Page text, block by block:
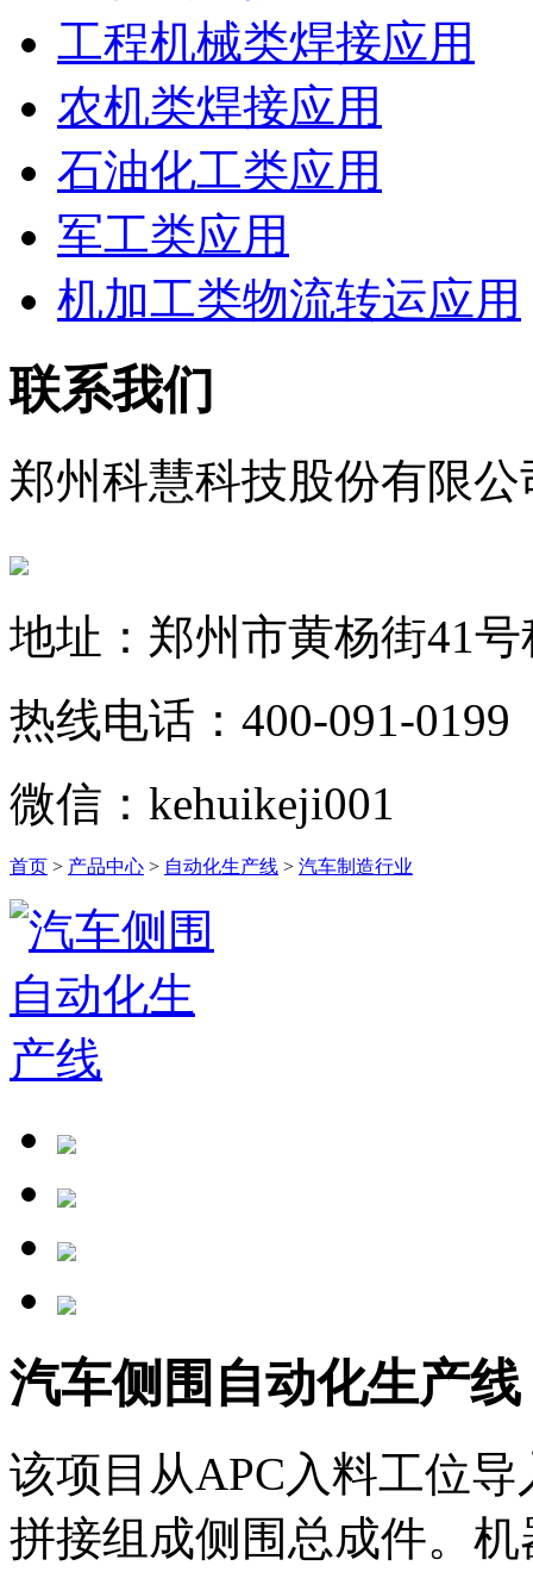
工程机械类焊接应用
农机类焊接应用
石油化工类应用
军工类应用
机加工类物流转运应用
联系我们
郑州科慧科技股份有限公
地址：郑州市黄杨街41
热线电话：400-091-0199
微信：kehuikeji001
首页 > 产品中心 > 自动化生产线 > 汽车制造行业
汽车侧围自动化生产线
该项目从APC入料工位
拼接组成侧围总成件。